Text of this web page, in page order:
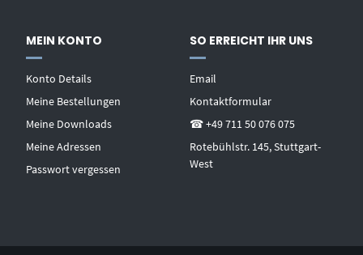
MEIN KONTO
Konto Details
Meine Bestellungen
Meine Downloads
Meine Adressen
Passwort vergessen
SO ERREICHT IHR UNS
Email
Kontaktformular
☎ +49 711 50 076 075
Rotebühlstr. 145, Stuttgart-
West